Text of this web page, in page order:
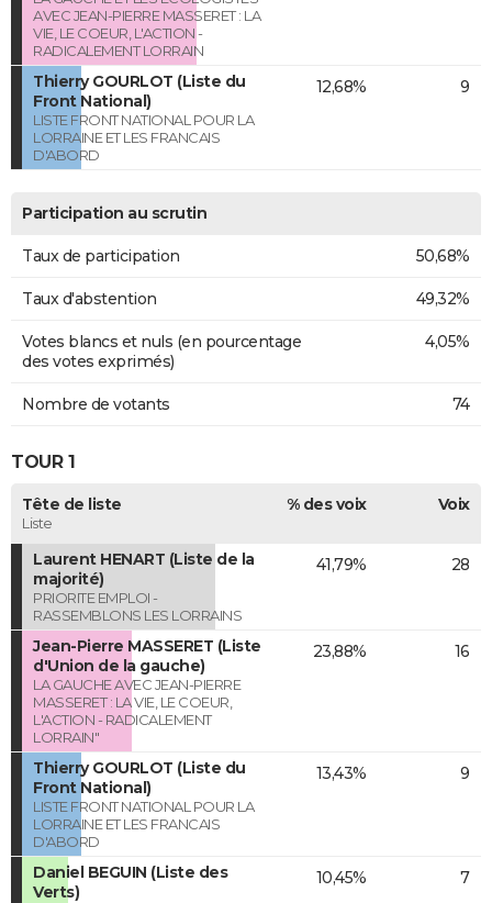
AVEC JEAN-PIERRE MASSERET : LA
VIE, LE COEUR, L'ACTION -
RADICALEMENT LORRAIN
Thierry GOURLOT (Liste du
Front National)
LISTE FRONT NATIONAL POUR LA
LORRAINE ET LES FRANCAIS
D'ABORD
12,68% 9
Participation au scrutin
Taux de participation 50,68%
Taux d'abstention 49,32%
Votes blancs et nuls (en pourcentage
des votes exprimés)
4,05%
Nombre de votants 74
TOUR 1
Tête de liste
Liste
% des voix Voix
Laurent HENART (Liste de la
majorité)
PRIORITE EMPLOI -
RASSEMBLONS LES LORRAINS
41,79% 28
Jean-Pierre MASSERET (Liste
d'Union de la gauche)
LA GAUCHE AVEC JEAN-PIERRE
MASSERET : LA VIE, LE COEUR,
L'ACTION - RADICALEMENT
LORRAIN"
23,88% 16
Thierry GOURLOT (Liste du
Front National)
LISTE FRONT NATIONAL POUR LA
LORRAINE ET LES FRANCAIS
D'ABORD
13,43% 9
Daniel BEGUIN (Liste des
Verts)
10,45% 7